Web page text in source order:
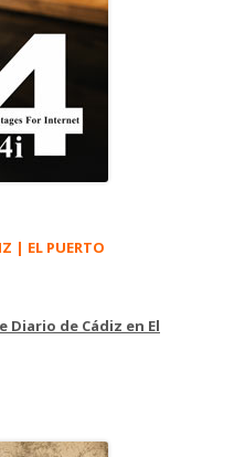
| EL PUERTO
de Cádiz en El